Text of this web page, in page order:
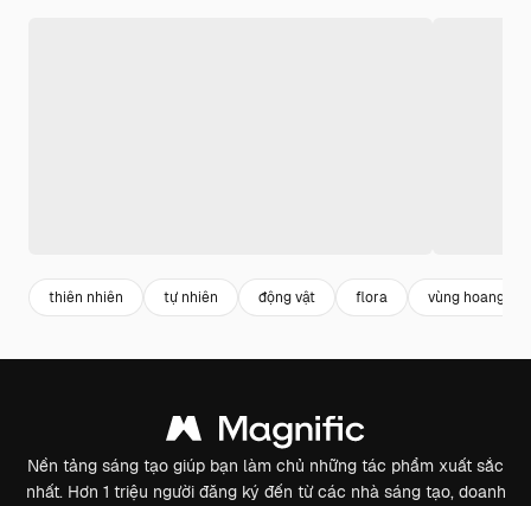
thiên nhiên tự nhiên động vật flora vùng hoang dã
Nền tảng sáng tạo giúp bạn làm chủ những tác phẩm xuất sắc
nhất. Hơn 1 triệu người đăng ký đến từ các nhà sáng tạo, doanh